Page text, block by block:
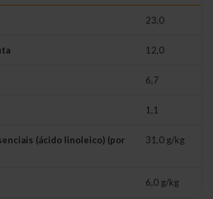
23,0
12,0
6,7
1,1
(ácido linoleico) (por
31,0 g/kg
6,0 g/kg